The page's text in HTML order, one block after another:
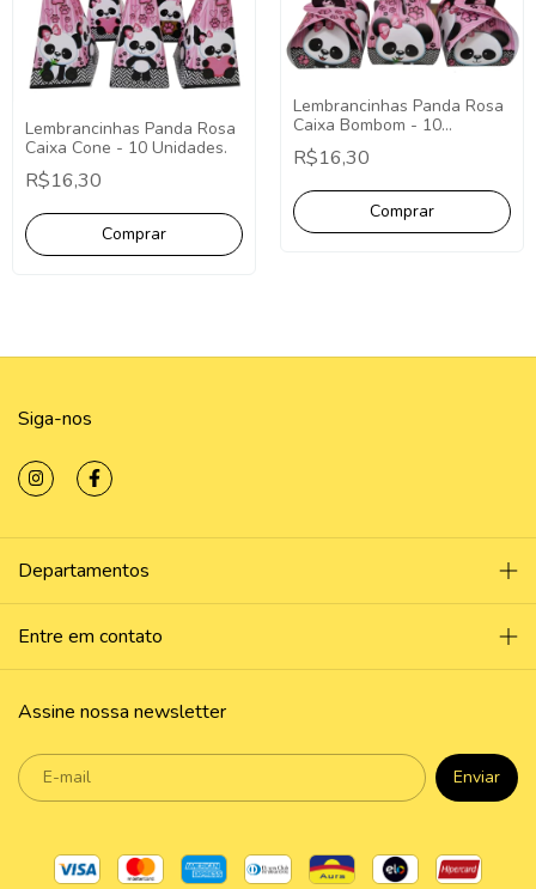
Lembrancinhas Panda Rosa
Caixa Cone - 10 Unidades.
R$16,30
Lembrancinhas Panda Rosa
Caixa Bombom - 10
Unidades.
R$16,30
Siga-nos
Departamentos
Entre em contato
Assine nossa newsletter